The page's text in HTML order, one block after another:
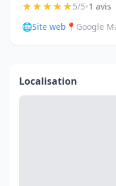
★★★★★5/5•1 avis
🌐Site web 📍 Google
Localisation